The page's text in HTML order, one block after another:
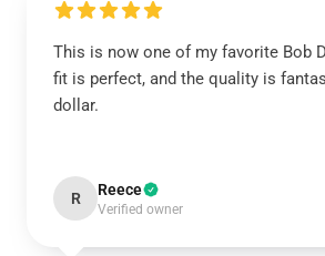
This is now one of my favorite Bob
fit is perfect, and the quality is
dollar.
R Reece
Verified owner